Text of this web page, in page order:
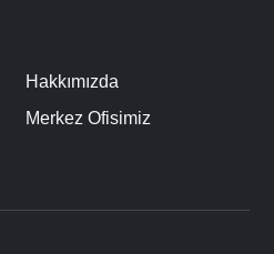
Hakkımızda
Merkez Ofisimiz